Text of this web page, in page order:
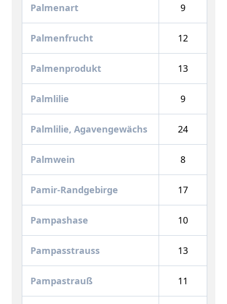
Palmenart 9
Palmenfrucht 12
Palmenprodukt 13
Palmlilie 9
Palmlilie, Agavengewächs 24
Palmwein 8
Pamir-Randgebirge 17
Pampashase 10
Pampasstrauss 13
Pampastrauß 11